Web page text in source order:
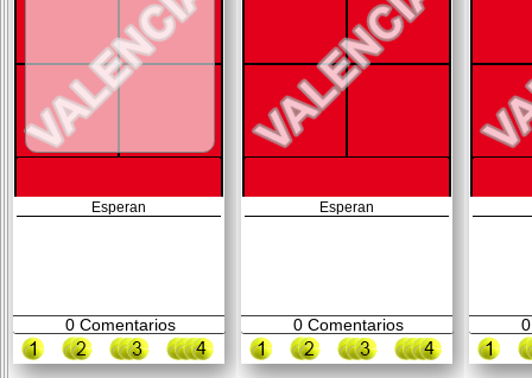
Esperan
0Comentarios
Esperan
0Comentarios 0